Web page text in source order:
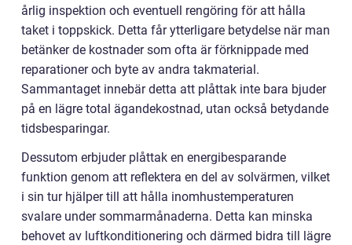
årlig inspektion och eventuell rengöring för att hålla
taket i toppskick. Detta får ytterligare betydelse när man
betänker de kostnader som ofta är förknippade med
reparationer och byte av andra takmaterial.
Sammantaget innebär detta att plåttak inte bara bjuder
på en lägre total ägandekostnad, utan också betydande
tidsbesparingar.
Dessutom erbjuder plåttak en energibesparande
funktion genom att reflektera en del av solvärmen, vilket
i sin tur hjälper till att hålla inomhustemperaturen
svalare under sommarmånaderna. Detta kan minska
behovet av luftkonditionering och därmed bidra till lägre